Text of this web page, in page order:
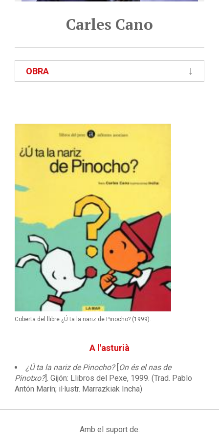
Carles Cano
OBRA
Coberta del llibre ¿Ú ta la nariz de Pinocho? (1999).
A l'asturià
¿Ú ta la nariz de Pinocho?[On és el nas de
Pinotxo?]. Gijón: Llibros del Pexe, 1999. (Trad. Pablo
Antón Marín; il·lustr. Marrazkiak Incha)
Amb el suport de: